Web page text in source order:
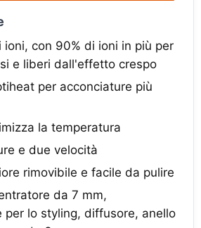
ioni, con 90% di ioni in più per
e liberi dall'effetto crespo
per acconciature più
la temperatura
e due velocità
rimovibile e facile da pulire
da 7 mm,
per lo styling, diffusore, anello